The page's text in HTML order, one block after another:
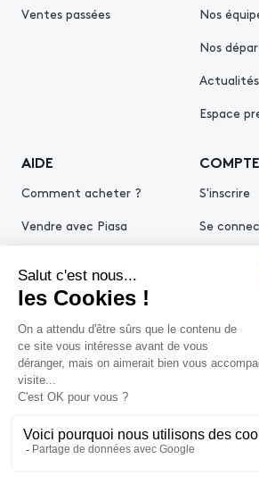
Ventes passées
Nos
Nos
Actualités
Espace
AIDE
Comment acheter ?
Vendre avec Piasa
COMPTE
S'inscrire
Se
Politiques de confidentialité
Conditions générales